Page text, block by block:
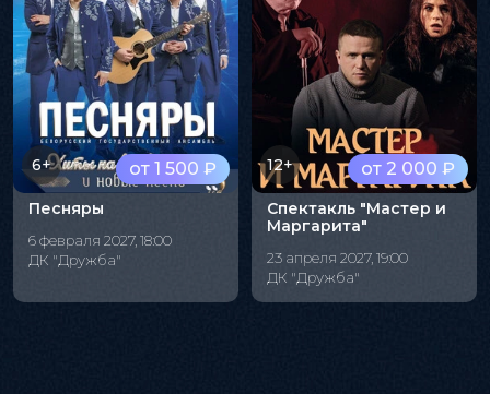
от 1 500 ₽
6+
Песняры
6 февраля 2027, 18:00
ДК "Дружба"
от 2 000 ₽
12+
Спектакль "Мастер и
Маргарита"
23 апреля 2027, 19:00
ДК "Дружба"